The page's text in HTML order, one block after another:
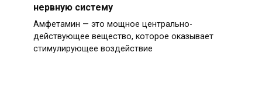
нервную систему
Амфетамин — это мощное центрально-
действующее вещество, которое оказывает
стимулирующее воздействие